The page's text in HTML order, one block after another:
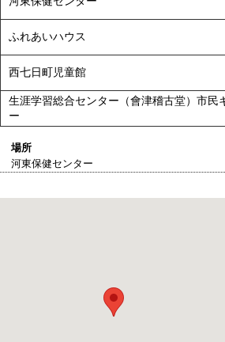
03
ふれあいハウス
西七日町児童館
生涯学習総合センター（會津稽古堂）市民
ー
場所
河東保健センター